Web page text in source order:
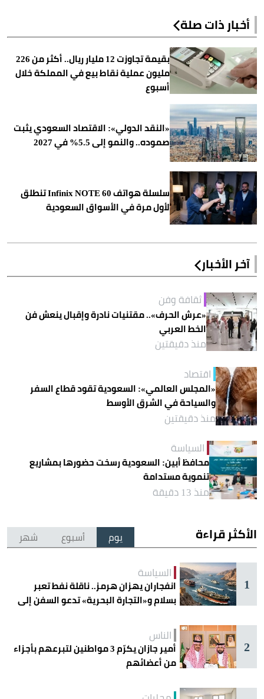
أخبار ذات صلة
بقيمة تجاوزت 12 مليار ريال.. أكثر من 226
مليون عملية نقاط بيع في المملكة خلال
أسبوع
«النقد الدولي»: الاقتصاد السعودي يثبت
صموده.. والنمو إلى 5.5% في 2027
سلسلة هواتف Infinix NOTE 60 تنطلق
لأول مرة في الأسواق السعودية
آخر الأخبار
ثقافة وفن
«عرش الحرف».. مقتنيات نادرة وإقبال ينعش فن
الخط العربي
منذ دقيقتين
اقتصاد
«المجلس العالمي»: السعودية تقود قطاع السفر
والسياحة في الشرق الأوسط
منذ دقيقتين
السياسة
محافظ أبين: السعودية رسخت حضورها بمشاريع
تنموية مستدامة
منذ 13 دقيقة
الأكثر قراءة يوم أسبوع شهر
1
السياسة
انفجاران يهزان هرمز.. ناقلة نفط تعبر
بسلام و«التجارة البحرية» تدعو السفن إلى
2
الناس
أمير جازان يكرّم 3 مواطنين لتبرعهم بأجزاء
من أعضائهم